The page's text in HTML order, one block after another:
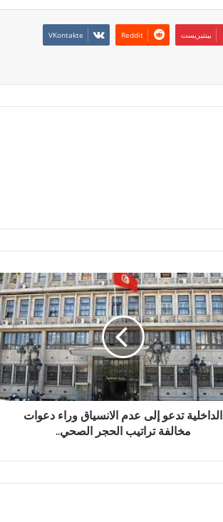
بينتيريست
الداخلية تدعو إلى عدم الانسياق وراء دعوات
مخالفة تراتيب الحجر الصحي..